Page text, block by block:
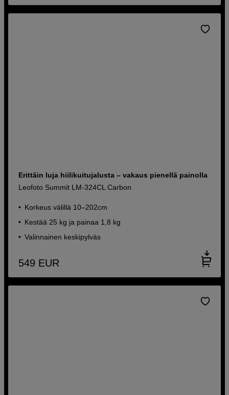
Erittäin luja hiilikuitujalusta – vakaus pienellä painolla
Leofoto Summit LM-324CL Carbon
Korkeus välillä 10–202cm
Kestää 25 kg ja painaa 1,8 kg
Valinnainen keskipylväs
549 EUR